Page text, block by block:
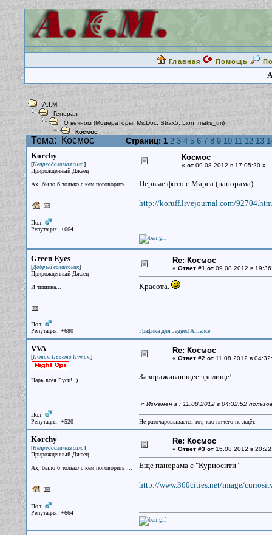
Главная Помощь
A.I.M.
Генерал
О вечном (Модераторы: MicDoc,Strax5 Lion maks_tm)
Космос
Тема: Космос Страниц: 1 2 3 4 5 6 7 8 9 10 11 12 13
Korchy
[Непреодолимая сила]
Прирожденный Джаец
Ах, было б только с кем поговорить ...
Пол:
Репутация: +664
Космос
« от09.08.2012 в 17:05:20 »
Первые фото с Марса (панорама)
http://koruff.livejournal.com/
Green Eyes
[Добрый волшебник]
Прирожденный Джаец
И тишина...
Пол:
Репутация: +680
Re: Космос
« Ответ #1 от09.08.2012 в
Красота.
Графика для Jagged Alliance
VVA
[Путин. Просто Путин.]
Царь всея Руси! :)
Пол:
Репутация: +520
Re: Космос
« Ответ #2 от11.08.2012 в
Завораживающее зрелище!
« Изменён в : 11.08.2012 в 04:32:52
Не разочаровывается тот, кто ничего не ждёт.
Korchy
[Непреодолимая сила]
Прирожденный Джаец
Ах, было б только с кем поговорить ...
Пол:
Репутация: +664
Re: Космос
« Ответ #3 от15.08.2012 в
Еще панорама с "Куриосити"
http://www.360cities.net/image/